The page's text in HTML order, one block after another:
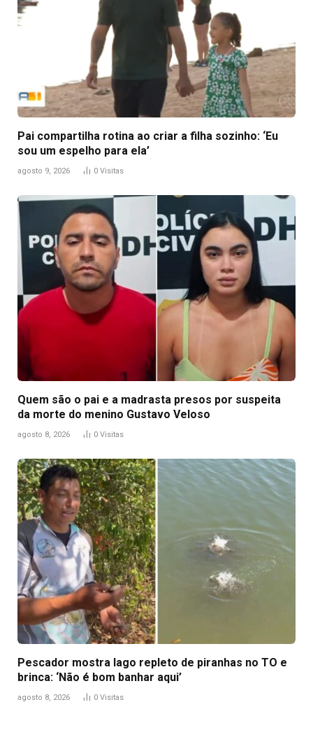
Pai compartilha rotina ao criar a filha sozinho: ‘Eu
sou um espelho para ela’
agosto 9, 2026 0 Visitas
Quem são o pai e a madrasta presos por suspeita
da morte do menino Gustavo Veloso
agosto 8, 2026 0 Visitas
Pescador mostra lago repleto de piranhas no TO e
brinca: ‘Não é bom banhar aqui’
agosto 8, 2026 0 Visitas